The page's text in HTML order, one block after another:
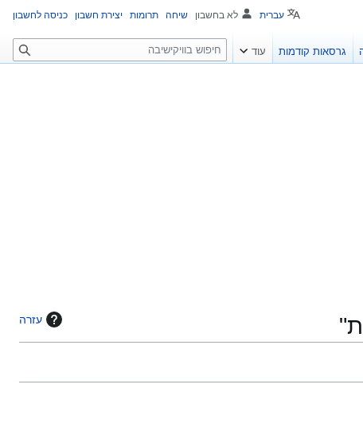
עזרה
עברית לא בחשבון שיחה תרומות יצירת חשבון כניסה לחשבון
גרסאות קודמות עוד
ח
י